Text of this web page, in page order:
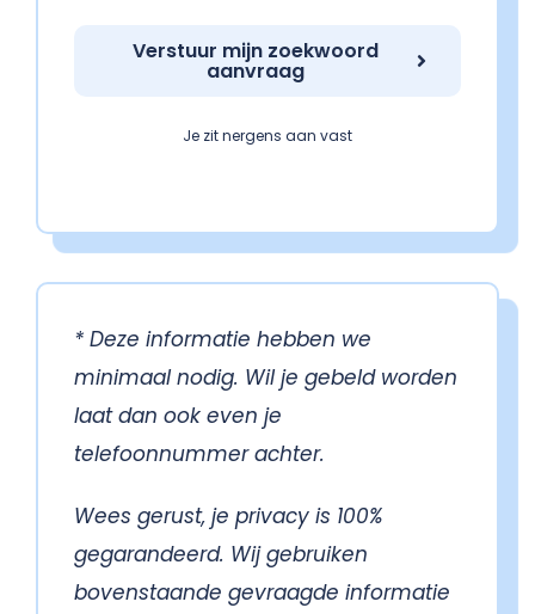
Verstuur mijn zoekwoord
aanvraag
Je zit nergens aan vast
* Deze informatie hebben we
minimaal nodig. Wil je gebeld worden
laat dan ook even je
telefoonnummer achter.
Wees gerust, je privacy is 100%
gegarandeerd. Wij gebruiken
bovenstaande gevraagde informatie